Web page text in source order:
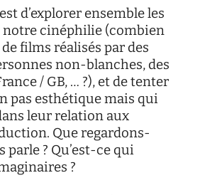
services
numériques
réseaux
sites
satellites
Se
connecter
d’explorer ensemble les
notre cinéphilie (combien
films réalisés par des
non-blanches, des
/ GB, … ?), et de tenter
pas esthétique mais qui
leur relation aux
Que regardons-
parle ? Qu’est-ce qui
?